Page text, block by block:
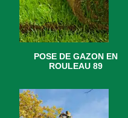
POSE DE GAZON EN
ROULEAU 89